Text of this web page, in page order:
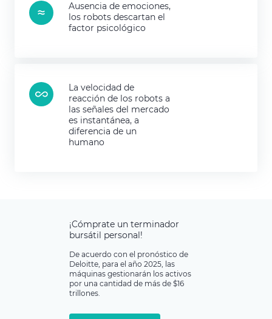
Ausencia de emociones,
los robots descartan el
factor psicológico
La velocidad de
reacción de los robots a
las señales del mercado
es instantánea, a
diferencia de un
humano
¡Cómprate un terminador
bursátil personal!
De acuerdo con el pronóstico de
Deloitte, para el año 2025, las
máquinas gestionarán los activos
por una cantidad de más de $16
trillones.